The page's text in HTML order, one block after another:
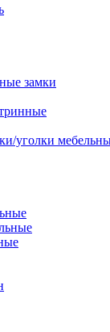
замки
уголки